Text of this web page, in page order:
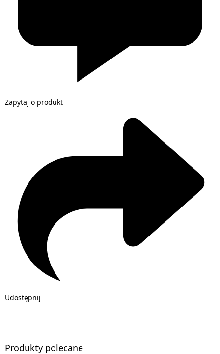
Zapytaj o produkt
Udostępnij
Produkty polecane